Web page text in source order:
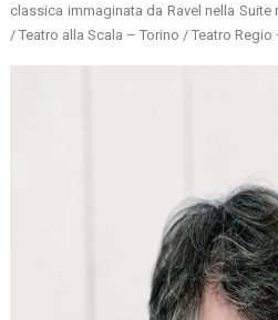
classica immaginata da Ravel nella Suite
/ Teatro alla Scala – Torino / Teatro Regio